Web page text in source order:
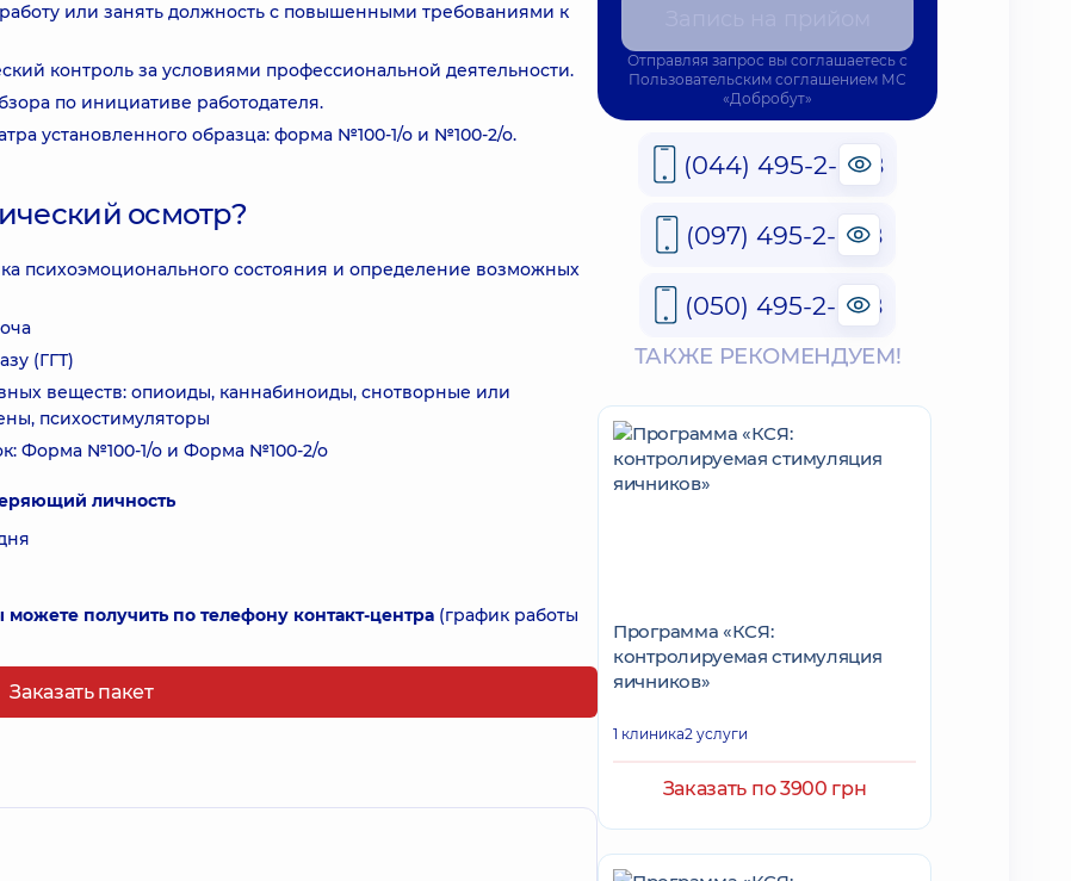
или занять должность с повышенными требованиями к
контроль за условиями профессиональной деятельности.
по инициативе работодателя.
установленного образца: форма №100-1/о и №100-2/о.
осмотр?
психоэмоционального состояния и определение возможных
(ГГТ)
веществ: опиоиды, каннабиноиды, снотворные или
психостимуляторы
Форма №100-1/о и Форма №100-2/о
личность
получить по телефону контакт-центра (график работы
Заказать пакет
Отправляя запрос вы соглашаетесь с
Пользовательским соглашением МС
«Добробут»
(044) 495-2-888
(097) 495-2-888
(050) 495-2-888
ТАКЖЕ РЕКОМЕНДУЕМ!
Программа «КСЯ:
контролируемая стимуляция
яичников»
1 клиника2 услуги
Заказать по 3900 грн